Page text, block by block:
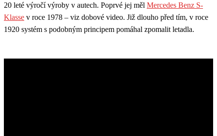
20 leté výročí výroby v autech. Poprvé jej měl Mercedes Benz S-
Klasse v roce 1978 – viz dobové video. Již dlouho před tím, v roce
1920 systém s podobným principem pomáhal zpomalit letadla.